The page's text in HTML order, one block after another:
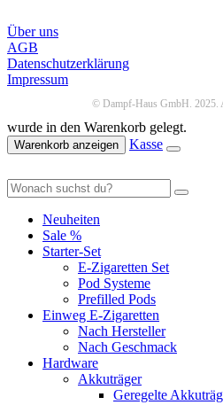
Über uns
AGB
Datenschutzerklärung
Impressum
© Dampf-Haus GmbH. 2025.
wurde in den Warenkorb gelegt.
Warenkorb anzeigen Kasse
Neuheiten
Sale %
Starter-Set
E-Zigaretten Set
Pod Systeme
Prefilled Pods
Einweg E-Zigaretten
Nach Hersteller
Nach Geschmack
Hardware
Akkuträger
Geregelte